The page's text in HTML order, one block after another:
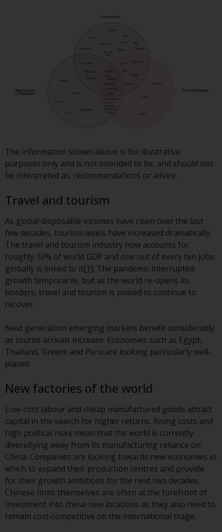
Sitz des Schweizer Vertreters
Bestimmte Personen haben
möglicherweise Zugang zu
Informationen über Redwheel
Investmentgesellschaft, die als
luxemburgischem Recht
gegründet wurde. Die Teilfonds
von Redwheel Funds, auf die auf
der Website verwiesen wird,
werden nur durch den aktuellen
Verkaufsprospekt angeboten. Der
Verkaufsprospekt enthält
vollständigere Informationen
über die Teilfonds, einschließlich
der Anlageziele, Gebühren und
Ausgaben. Der Verkaufsprospekt
und andere Informationen zu den
Teilfonds werden jedoch nicht
absichtlich an Personen in
solche Verteilung gegen lokale
Gesetze oder Vorschriften
verstoßen würde.
Informationen für Anleger in den
USA
Diese Website ist weder ein
Angebot zum Verkauf noch eine
Aufforderung zur Beteiligung an
privaten oder registrierten
Fonds, die über Redwheel
angeboten werden.
Zu den Fonds im US-Bereich der
The information shown above is for illustrative
purposes only and is not intended to be, and should not
be interpreted as, recommendations or advice.
Travel and tourism
As global disposable incomes have risen over the last
few decades, tourism levels have increased dramatically.
The travel and tourism industry now accounts for
roughly 10% of world GDP and one out of every ten jobs
globally is linked to it[1]. The pandemic interrupted
growth temporarily, but as the world re-opens its
borders, travel and tourism is poised to continue to
recover.
Next generation emerging markets benefit considerably
as tourist arrivals increase. Economies such as Egypt,
Thailand, Greece and Peru are looking particularly well-
placed.
New factories of the world
Low-cost labour and cheap manufactured goods attract
capital in the search for higher returns. Rising costs and
high political risks mean that the world is currently
diversifying away from its manufacturing reliance on
China. Companies are looking towards new economies in
which to expand their production centres and provide
for their growth ambitions for the next two decades.
Chinese firms themselves are often at the forefront of
investment into these new locations as they also need to
remain cost-competitive on the international stage.